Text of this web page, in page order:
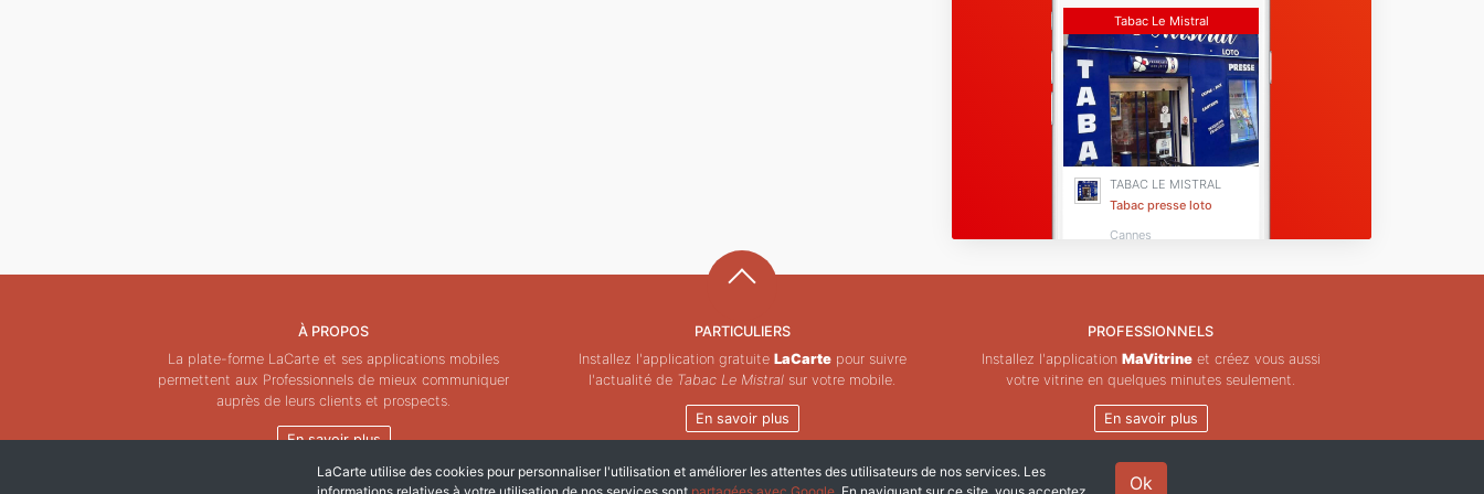
Tabac Le Mistral
TABAC LE MISTRAL
Tabac presse loto
Cannes
À PROPOS
La plate-forme LaCarte et ses applications mobiles
permettent aux Professionnels de mieux communiquer
auprès de leurs clients et prospects.
En savoir plus
PARTICULIERS
Installez l'application gratuite LaCartepour suivre
l'actualité de Tabac Le Mistral sur votre mobile.
En savoir plus
PROFESSIONNELS
Installez l'application MaVitrineet créez vous aussi
votre vitrine en quelques minutes seulement.
En savoir plus
Copyright © ZeMAP 2026 - Tous droits réservés. Ok
LaCarte utilise des cookies pour personnaliser l'utilisation et améliorer les attentes des utilisateurs de nos services. Les